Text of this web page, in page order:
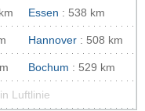
Essen : 538 km
Hannover : 508 km
Bochum : 529 km
Luftlinie